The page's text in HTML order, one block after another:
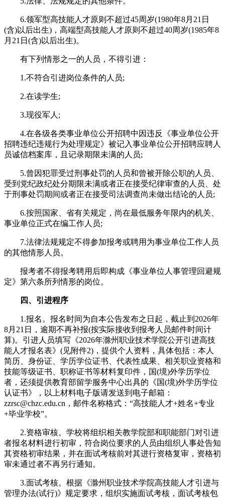
6.领军型高技能人才原则不超过45周岁(1980年8月21日
(含)以后出生)，高端型高技能人才原则不超过40周岁(1985年8
月21日(含)以后出生)。
有下列情形之一的人员，不得引进：
1.不符合引进岗位条件的人员;
2.在读学生;
3.现役军人;
4.在各级各类事业单位公开招聘中因违反《事业单位公开
招聘违纪违规行为处理规定》被记入事业单位公开招聘应聘人
员诚信档案库，且记录期限未满的人员;
5.曾因犯罪受过刑事处罚的人员和曾被开除公职的人员、
受到党纪政纪处分期限未满或者正在接受纪律审查的人员、处
于刑事处罚期间或者正在接受司法调查尚未做出结论的人员;
6.按照国家、省有关规定，尚在最低服务年限内的机关、
事业单位正式在编工作人员;
7.法律法规规定不得参加报考或聘用为事业单位工作人员
的其他情形人员。
报考者不得报考聘用后即构成《事业单位人事管理回避规
定》第六条所列情形的岗位。
四、引进程序
1.报名。报名时间为自本公告发布之日起，截止到2026年
8月21日，逾期不再补报(按实际接收到报考人员邮件时间计
算)。引进人员填写《2026年滁州职业技术学院公开引进高技
能人才报名表》(见附件2)，提供个人资料，具体包括：本人
简历、身份证、学历学位证书、代表性成果、相关职业资格和
技能等级证书、职称证书等材料复印件，国(境)外学历学位
者，还须提供教育部留学服务中心出具的《国(境)外学历学位
认证书》，以上材料电子版请发送到电子邮箱：
zzrsc@chzc.edu.cn，邮件名称格式：“高技能人才+姓名+专业
+毕业学校”。
2.资格审核。学校将组织相关教学院部和职能部门对引进
者报名材料进行初审，符合岗位要求的人员由组织人事处告知
其资格初审结果，并在面试考核前对其进行资格复审，资格初
审未通过者不再另行通知。
3.面试考核。根据《滁州职业技术学院高技能人才引进与
管理办法(试行)》规定要求，组织实施面试考核，面试考核包